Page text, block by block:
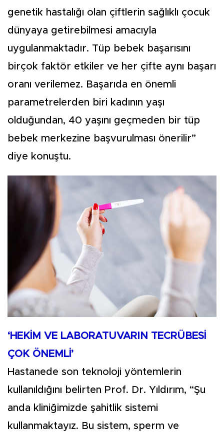
genetik hastalığı olan çiftlerin sağlıklı çocuk
dünyaya getirebilmesi amacıyla
uygulanmaktadır. Tüp bebek başarısını
birçok faktör etkiler ve her çifte aynı başarı
oranı verilemez. Başarıda en önemli
parametrelerden biri kadının yaşı
olduğundan, 40 yaşını geçmeden bir tüp
bebek merkezine başvurulması önerilir”
diye konuştu.
‘HEKİM VE LABORATUVARIN TECRÜBESİ
ÇOK ÖNEMLİ’
Hastanede son teknoloji yöntemlerin
kullanıldığını belirten Prof. Dr. Yıldırım, “Şu
anda kliniğimizde şahitlik sistemi
kullanmaktayız. Bu sistem, sperm ve